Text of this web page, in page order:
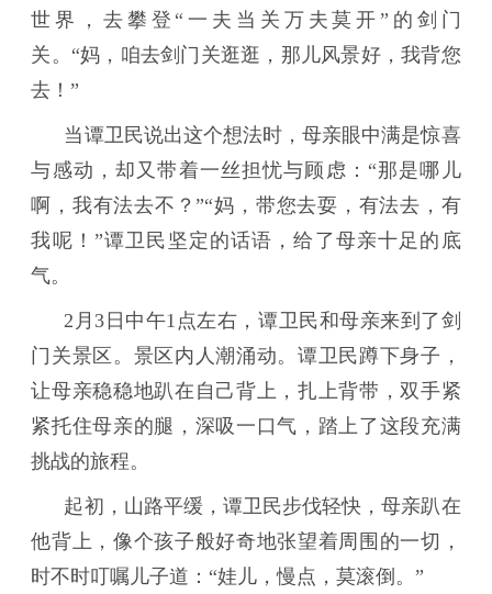
世界，去攀登“一夫当关万夫莫开”的剑门
关。“妈，咱去剑门关逛逛，那儿风景好，我背您
去！”
当谭卫民说出这个想法时，母亲眼中满是惊喜
与感动，却又带着一丝担忧与顾虑：“那是哪儿
啊，我有法去不？”“妈，带您去耍，有法去，有
我呢！”谭卫民坚定的话语，给了母亲十足的底
气。
2月3日中午1点左右，谭卫民和母亲来到了剑
门关景区。景区内人潮涌动。谭卫民蹲下身子，
让母亲稳稳地趴在自己背上，扎上背带，双手紧
紧托住母亲的腿，深吸一口气，踏上了这段充满
挑战的旅程。
起初，山路平缓，谭卫民步伐轻快，母亲趴在
他背上，像个孩子般好奇地张望着周围的一切，
时不时叮嘱儿子道：“娃儿，慢点，莫滚倒。”